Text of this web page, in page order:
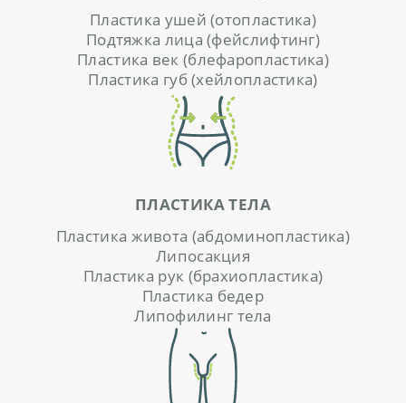
Пластика ушей (отопластика)
Подтяжка лица (фейслифтинг)
Пластика век (блефаропластика)
Пластика губ (хейлопластика)
ПЛАСТИКА ТЕЛА
Пластика живота (абдоминопластика)
Липосакция
Пластика рук (брахиопластика)
Пластика бедер
Липофилинг тела